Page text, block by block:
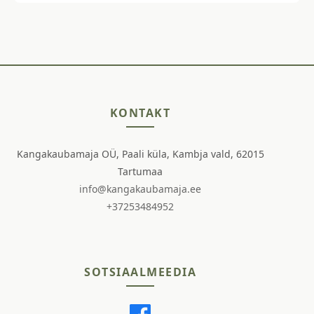
KONTAKT
Kangakaubamaja OÜ, Paali küla, Kambja vald, 62015
Tartumaa
info@kangakaubamaja.ee
+37253484952
SOTSIAALMEEDIA